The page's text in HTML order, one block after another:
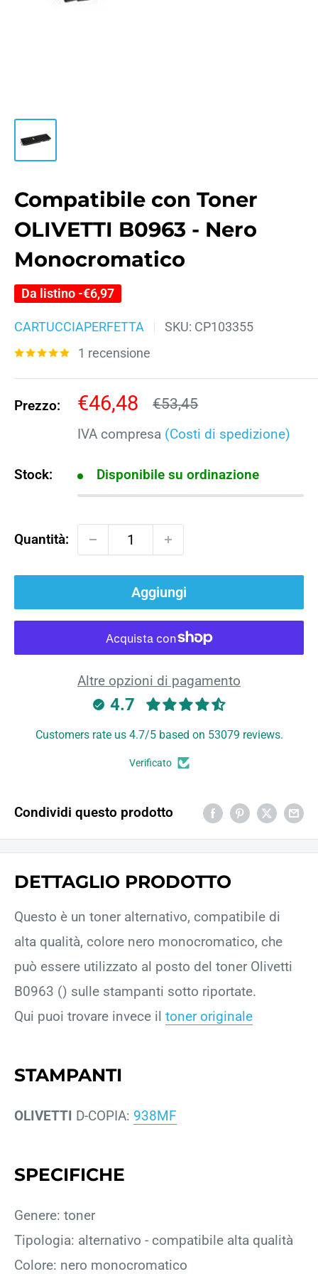
Compatibile con Toner
OLIVETTI B0963 - Nero
Monocromatico
Da listino -€6,97
CARTUCCIAPERFETTA SKU: CP103355
1 recensione
Prezzo:
Prezzo
scontato
€46,48 Prezzo
€53,45
IVA compresa (Costi di spedizione)
Stock: Disponibile su ordinazione
Quantità:
Aggiungi
Altre opzioni di pagamento
4.7
Customers rate us 4.7/5 based on 53079 reviews.
Verificato
Condividi questo prodotto
DETTAGLIO PRODOTTO
Questo è un toner alternativo, compatibile di
alta qualità, colore nero monocromatico, che
può essere utilizzato al posto del toner Olivetti
B0963 () sulle stampanti sotto riportate.
Qui puoi trovare invece il toner originale
STAMPANTI
OLIVETTI D-COPIA: 938MF
SPECIFICHE
Genere: toner
Tipologia: alternativo - compatibile alta qualità
Colore: nero monocromatico